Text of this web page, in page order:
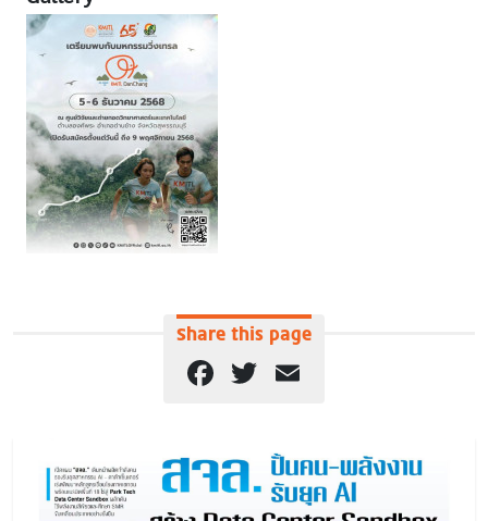
Share this page
Facebook
Twitter